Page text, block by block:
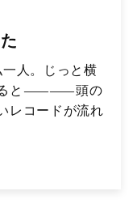
人。じっと横
いると――頭の
レコードが流れ